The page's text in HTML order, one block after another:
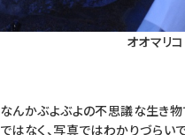
オオマリ
なんかぶよぶよの不思議な生き
ではなく、写真ではわかりづらい